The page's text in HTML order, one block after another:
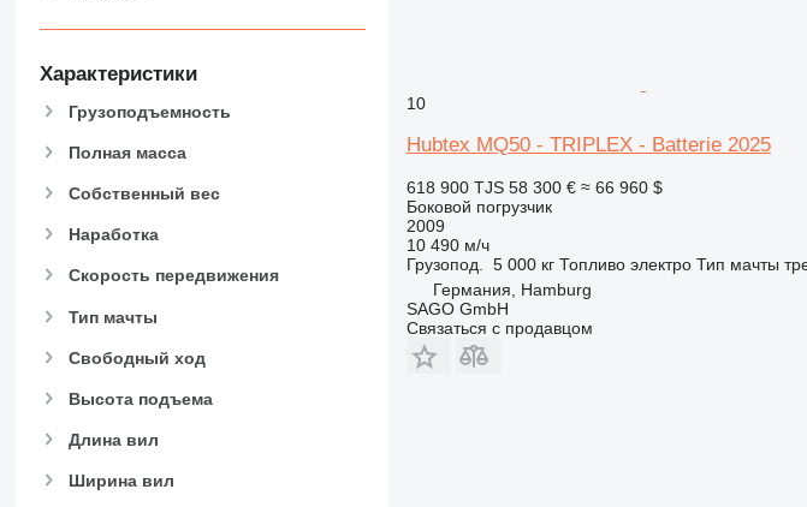
Характеристики
Грузоподъемность
Полная масса
Собственный вес
Наработка
Скорость передвижения
Тип мачты
Свободный ход
Высота подъема
Длина вил
Ширина вил
10
Hubtex MQ50 - TRIPLEX - Batterie 2025
618 900 TJS 58 300 € ≈ 66 960 $
Боковой погрузчик
2009
10 490 м/ч
Грузопод.
5 000 кг Топливо электро Тип мачты
Германия, Hamburg
SAGO GmbH
Связаться с продавцом